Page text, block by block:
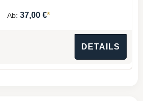
Ab: 37,00 €*
DETAILS